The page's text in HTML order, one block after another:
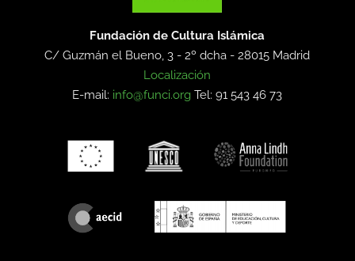
Fundación de Cultura Islámica
C/ Guzmán el Bueno, 3 - 2º dcha -28015 Madrid
Localización
E-mail: info@funci.org Tel: 91 543 46 73